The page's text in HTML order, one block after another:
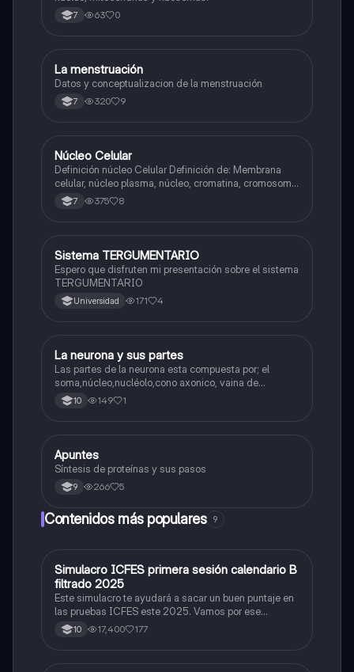
7 63 0
Biologia
La menstruación
Datos y conceptualizacion de la menstruación
7 320 9
Biologia
Núcleo Celular
Definición núcleo Celular Definición de: Membrana
celular, núcleo plasma, núcleo, cromatina, cromosoma
Interfase Fases de la interfase
7 375 8
Biologia
Sistema TERGUMENTARIO
Espero que disfruten mi presentación sobre el sistema
TERGUMENTARIO
Universidad 171 4
Biologia
La neurona y sus partes
Las partes de la neurona esta compuesta por; el
soma,núcleo,nucléolo,cono axonico, vaina de
mielina,celula schwan,núcleo de schwann,nódulo de
Ranvier,terminal axonico Arborizacion terminal, botón
10 149 1
Biologia
Apuntes
Síntesis de proteínas y sus pasos
9 266 5
Contenidos más populares 9
ICFES: Matemáticas
Simulacro ICFES primera sesión calendario B
filtrado 2025
Este simulacro te ayudará a sacar un buen puntaje en
las pruebas ICFES este 2025. Vamos por ese
500/500. Y poder ser admitido en la universidad que
quieras, estudiar la carrera que quieres y no la que te
10 17,400 177